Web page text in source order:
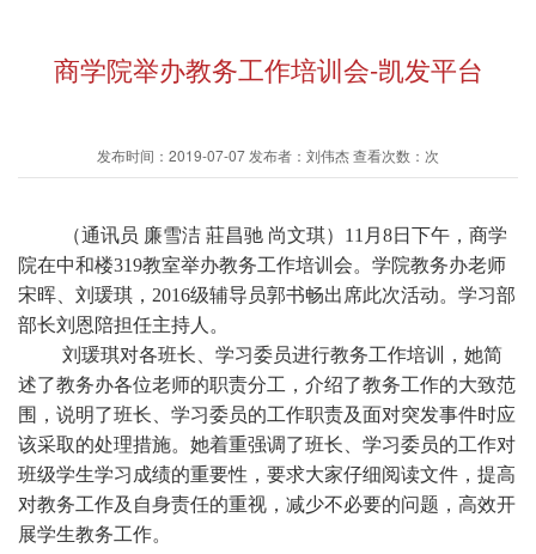
商学院举办教务工作培训会-凯发平台
发布时间：2019-07-07 发布者：刘伟杰 查看次数：次
（通讯员 廉雪洁 莊昌驰 尚文琪） 11月8日下午，商学
院在中和楼319教室举办教务工作培训会。 学院教务办老师
宋晖、刘瑗琪， 2016级辅导员郭书畅出席此次活动。学习部
部长刘恩陪担任主持人。
刘瑗琪对各班长、学习委员进行教务工作培训，她简
述了教务办各位老师的职责分工，介绍了教务工作的大致范
围，说明了班长、学习委员的工作职责及面对突发事件时应
该采取的处理措施。她着重强调了班长、学习委员的工作对
班级学生学习成绩的重要性，要求大家仔细阅读文件，提高
对教务工作及自身责任的重视，减少不必要的问题，高效开
展学生教务工作。